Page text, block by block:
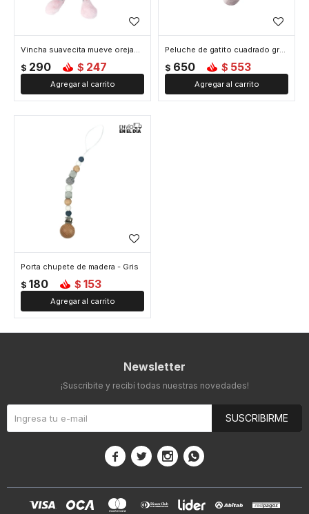
Vincha suavecita mueve orejas - Gris
$ 290 $ 247
Peluche de gatito cuadrado grande - Gris
$ 650 $ 553
Porta chupete de madera - Gris
$ 180 $ 153
Newsletter
¡Suscribite y recibí todas nuestras novedades!
SUSCRIBIRME
   